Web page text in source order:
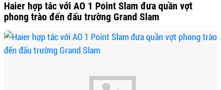
Haier hợp tác với AO 1 Point Slam đưa quần vợt
phong trào đến đấu trường Grand Slam